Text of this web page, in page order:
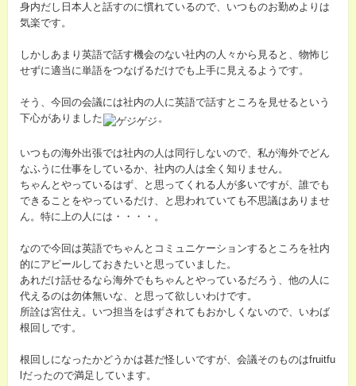
身内だし日本人と話すのに慣れているので、いつものお勤めよりは
気楽です。
しかしあまり英語で話す機会のない社内の人々から見ると、物怖じ
せずに適当に単語をつなげるだけでも上手に見えるようです。
そう、今回の会議には社内の人に英語で話すところを見せるという
下心がありました
。
いつもの海外出張では社内の人は同行しないので、私が海外でどん
なふうに仕事をしているか、社内の人は全く知りません。
ちゃんとやっているはず、と思ってくれる人が多いですが、誰でも
できることをやっているだけ、と思われていても不思議はありませ
ん。特に上の人には・・・・。
なので今回は英語でちゃんとコミュニケーションするところを社内
的にアピールしておきたいと思っていました。
あれだけ話せるなら海外でもちゃんとやっているだろう、他の人に
代えるのは勿体無いな、と思って欲しいわけです。
所詮は宮仕え。いつ担当をはずされてもおかしくないので、いわば
根回しです。
根回しになったかどうかは甚だ怪しいですが、会議そのものはfruitfu
lだったので満足しています。